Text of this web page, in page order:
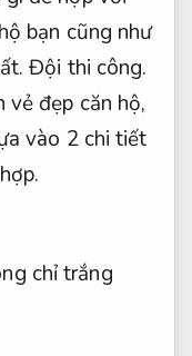
bạn cũng như
Đội thi công.
đẹp căn hộ,
vào 2 chi tiết